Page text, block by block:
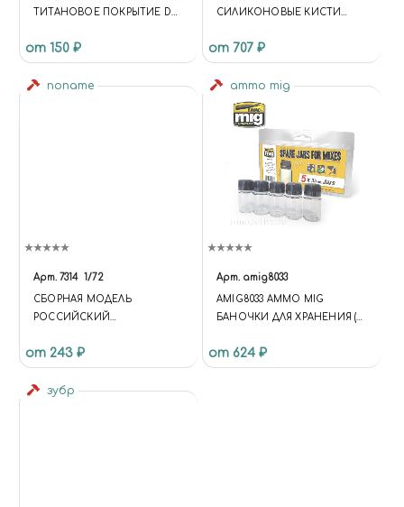
ТИТАНОВОЕ ПОКРЫТИЕ D
от 150 ₽
СИЛИКОНОВЫЕ КИСТИ
ТВЁРДЫЙ НАКОНЕЧНИК (5
ШТ.)
от 707 ₽
noname
Арт. 7314 1/72
СБОРНАЯ МОДЕЛЬ
РОССИЙСКИЙ
ИСТРЕБИТЕЛЬ СУ-30СМ
от 243 ₽
ammo mig
Арт. amig8033
AMIG8033 AMMO MIG
БАНОЧКИ ДЛЯ ХРАНЕНИЯ (5
от 624 ₽
зубр